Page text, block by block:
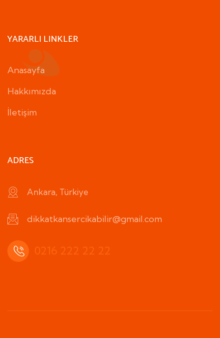
YARARLI LINKLER
Anasayfa
Hakkımızda
İletişim
ADRES
Ankara, Türkiye
dikkatkansercikabilir@gmail.com
0216 222 22 22